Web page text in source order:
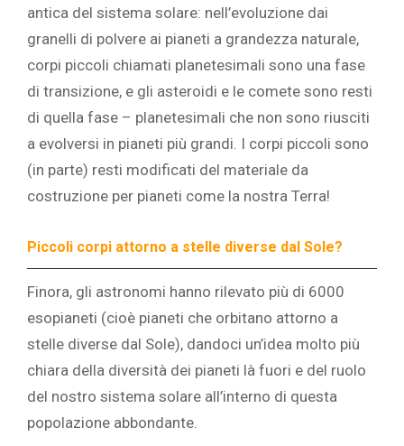
antica del sistema solare: nell’evoluzione dai
granelli di polvere ai pianeti a grandezza naturale,
corpi piccoli chiamati planetesimali sono una fase
di transizione, e gli asteroidi e le comete sono resti
di quella fase – planetesimali che non sono riusciti
a evolversi in pianeti più grandi. I corpi piccoli sono
(in parte) resti modificati del materiale da
costruzione per pianeti come la nostra Terra!
Piccoli corpi attorno a stelle diverse dal Sole?
Finora, gli astronomi hanno rilevato più di 6000
esopianeti (cioè pianeti che orbitano attorno a
stelle diverse dal Sole), dandoci un’idea molto più
chiara della diversità dei pianeti là fuori e del ruolo
del nostro sistema solare all’interno di questa
popolazione abbondante.